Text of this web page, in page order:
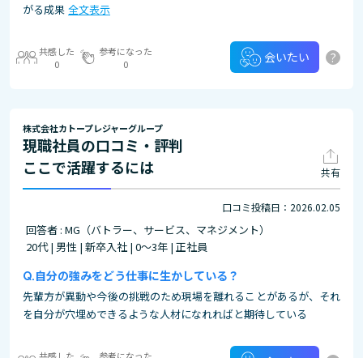
がる成果 全文表示
共感した
0
参考になった
0
会いたい ?
株式会社カトープレジャーグループ
現職社員の口コミ・評判
ここで活躍するには
共有
口コミ投稿日：2026.02.05
回答者 : MG（バトラー、サービス、マネジメント）
20代 | 男性 | 新卒入社 | 0～3年 | 正社員
自分の強みをどう仕事に生かしている？
先輩方が異動や今後の挑戦のため現場を離れることがあるが、それ
を自分が穴埋めできるような人材になれればと期待している
共感した 参考になった